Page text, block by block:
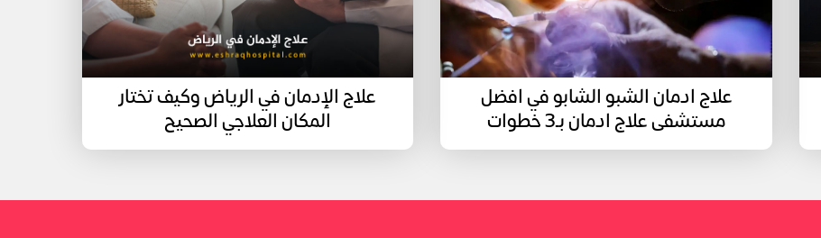
علاج ادمان الشبو الشابو في افضل
مستشفى علاج ادمان بـ3 خطوات
علاج الإدمان في الرياض وكيف تختار
المكان العلاجي الصحيح